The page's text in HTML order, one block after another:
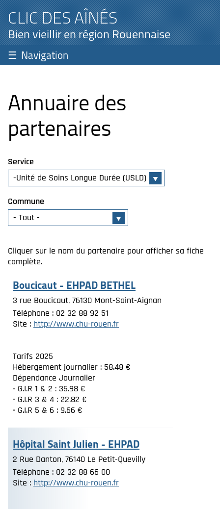
CLIC DES AÎNÉS
Bien vieillir en région Rouennaise
Navigation
Annuaire des
partenaires
Service
Commune
Cliquer sur le nom du partenaire pour afficher sa fiche
complète.
Boucicaut - EHPAD BETHEL
3 rue Boucicaut, 76130 Mont-Saint-Aignan
Téléphone : 02 32 88 92 51
Site : http://www.chu-rouen.fr
Tarifs 2025
Hébergement journalier : 58.48 €
Dépendance Journalier
• G.I.R 1 & 2 : 35.98 €
• G.I.R 3 & 4 : 22.82 €
• G.I.R 5 & 6 : 9.66 €
Hôpital Saint Julien - EHPAD
2 Rue Danton, 76140 Le Petit-Quevilly
Téléphone : 02 32 88 66 00
Site : http://www.chu-rouen.fr